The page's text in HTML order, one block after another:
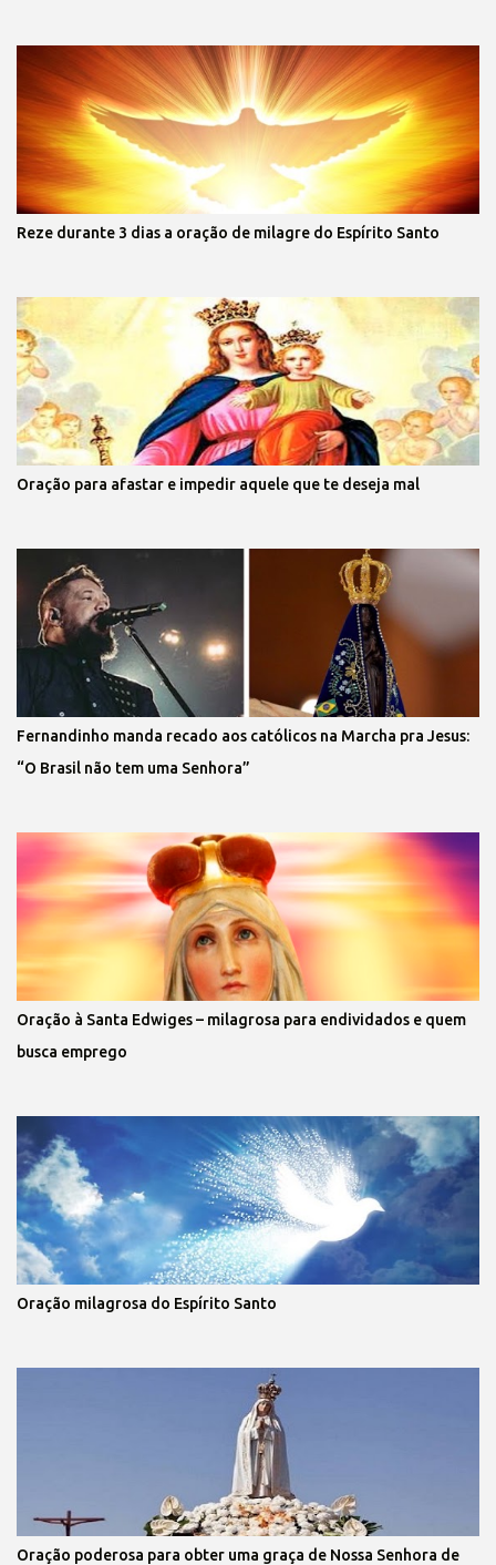
Reze durante 3 dias a oração de milagre do Espírito Santo
Oração para afastar e impedir aquele que te deseja mal
Fernandinho manda recado aos católicos na Marcha pra Jesus:
“O Brasil não tem uma Senhora”
Oração à Santa Edwiges – milagrosa para endividados e quem
busca emprego
Oração milagrosa do Espírito Santo
Oração poderosa para obter uma graça de Nossa Senhora de